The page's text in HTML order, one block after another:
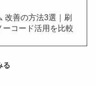
改善の方法3選｜刷
ーコード活用を比較
る